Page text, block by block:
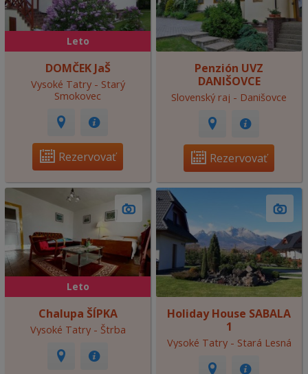
Leto
DOMČEK JaŠ
Vysoké Tatry - Starý
Smokovec
Rezervovať
Penzión UVZ
DANIŠOVCE
Slovenský raj - Danišovce
Rezervovať
Leto
Chalupa ŠÍPKA
Vysoké Tatry - Štrba
Holiday House SABALA
1
Vysoké Tatry - Stará Lesná